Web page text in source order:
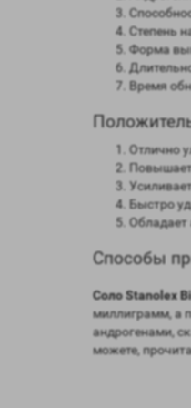
Степень
Форма
Время
Отлично
Повышает
Быстро
Обладает
Способы
Соло Stanolex
миллиграмм, а
андрогенами,
можете,